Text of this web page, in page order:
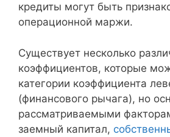
кредиты могут быть
операционной маржи.
Существует несколько
коэффициентов, которые
категории коэффициента
(финансового рычага), но
рассматриваемыми
заемный капитал,